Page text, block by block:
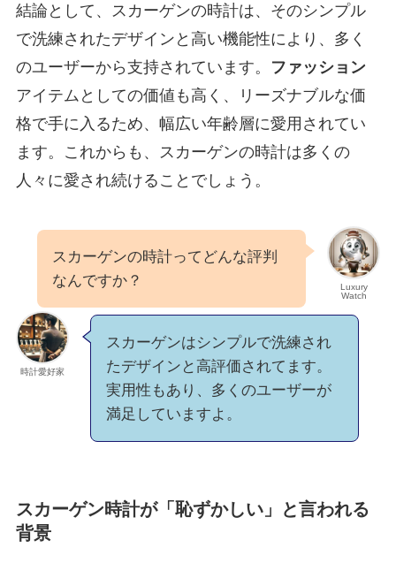
結論として、スカーゲンの時計は、そのシンプル
で洗練されたデザインと高い機能性により、多く
のユーザーから支持されています。
ファッション
アイテムとしての価値も高く、リーズナブルな価
格で手に入るため、幅広い年齢層に愛用されてい
ます。これからも、スカーゲンの時計は多くの
人々に愛され続けることでしょう。
Luxury
Watch
スカーゲンの時計ってどんな評判
なんですか？
時計愛好家
スカーゲンはシンプルで洗練され
たデザインと高評価されてます。
実用性もあり、多くのユーザーが
満足していますよ。
スカーゲン時計が「恥ずかしい」と言われる
背景